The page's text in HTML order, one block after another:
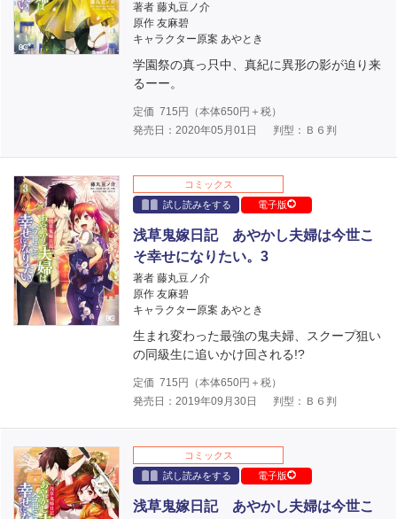
著者 藤丸豆ノ介
原作 友麻碧
キャラクター原案 あやとき
学園祭の真っ只中、真紀に異形の影が迫り来
るーー。
定価 715 円（本体650円＋税）
発売日：2020年05月01日
判型：Ｂ６判
コミックス
試し読みをする
電子版
浅草鬼嫁日記 あやかし夫婦は今世こ
そ幸せになりたい。3
著者 藤丸豆ノ介
原作 友麻碧
キャラクター原案 あやとき
生まれ変わった最強の鬼夫婦、スクープ狙い
の同級生に追いかけ回される!?
定価 715 円（本体650円＋税）
発売日：2019年09月30日
判型：Ｂ６判
コミックス
試し読みをする
電子版
浅草鬼嫁日記 あやかし夫婦は今世こ